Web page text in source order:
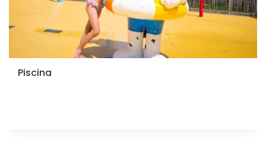
Piscina